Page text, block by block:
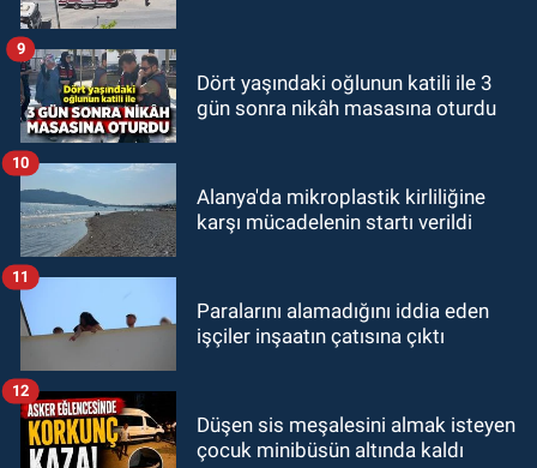
Dört yaşındaki oğlunun katili ile 3
gün sonra nikâh masasına oturdu
9
Alanya'da mikroplastik kirliliğine
karşı mücadelenin startı verildi
10
Paralarını alamadığını iddia eden
işçiler inşaatın çatısına çıktı
11
Düşen sis meşalesini almak isteyen
çocuk minibüsün altında kaldı
12